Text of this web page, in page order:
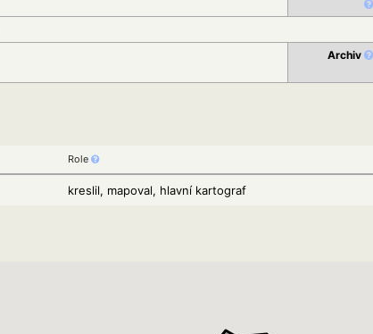
Archiv
Role
kreslil, mapoval, hlavní kartograf